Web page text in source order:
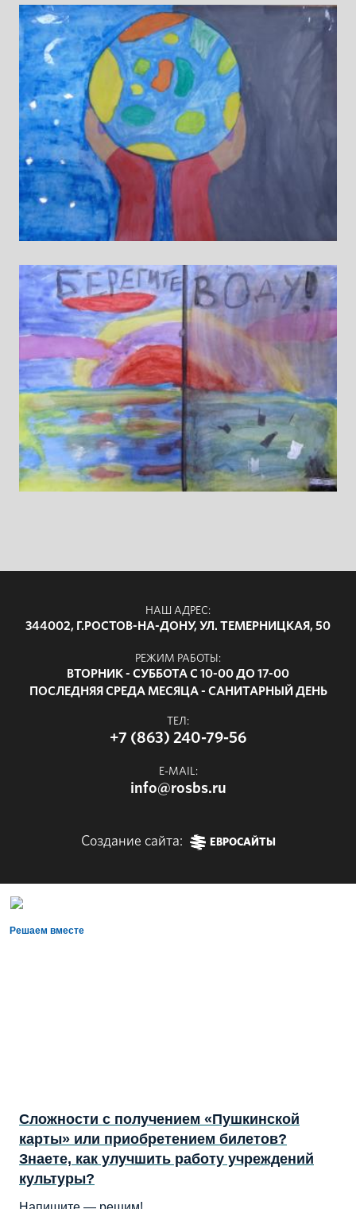
НАШ АДРЕС:
344002, Г.РОСТОВ-НА-ДОНУ, УЛ. ТЕМЕРНИЦКАЯ, 50
РЕЖИМ РАБОТЫ:
ВТОРНИК - СУББОТА С 10-00 ДО 17-00
ПОСЛЕДНЯЯ СРЕДА МЕСЯЦА - САНИТАРНЫЙ ДЕНЬ
ТЕЛ:
+7 (863) 240-79-56
E-MAIL:
info@rosbs.ru
Создание сайта: ЕВРОСАЙТЫ
Решаем вместе
Сложности с получением «Пушкинской
карты» или приобретением билетов?
Знаете, как улучшить работу учреждений
культуры?